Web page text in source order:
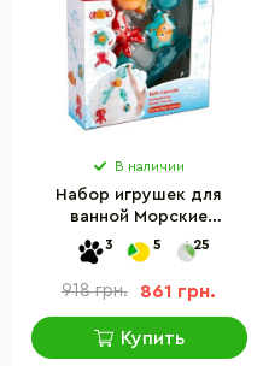
В наличии
Набор игрушек для
ванной Морские
обитатели Hape E0215 на
присосках
3 5 25
918 грн. 861 грн.
Купить